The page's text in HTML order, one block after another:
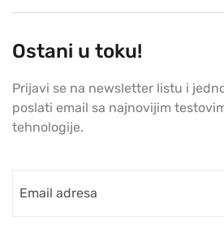
Ostani u toku!
Prijavi se na newsletter listu i
poslati email sa najnovijim
tehnologije.